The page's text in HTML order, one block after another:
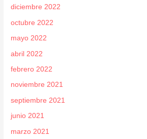
diciembre 2022
octubre 2022
mayo 2022
abril 2022
febrero 2022
noviembre 2021
septiembre 2021
junio 2021
marzo 2021